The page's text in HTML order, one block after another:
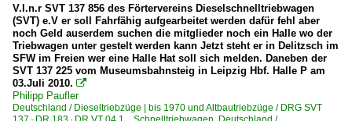
Jung ZL 105
LKM Ns3 · Ns3d · Ns3f · Ns3h
Schienenkuli
UNIO LDI-45 N
Dieseltriebzüge | 95 80
V.l.n.r SVT 137 856 des Förtervereins Dieselschnelltriebwagen
(SVT) e.V er soll Fahrfähig aufgearbeitet werden dafür fehl aber
noch Geld auserdem suchen die mitglieder noch ein Halle wo der
Triebwagen unter gestelt werden kann Jetzt steht er in Delitzsch im
SFW im Freien wer eine Halle Hat soll sich melden. Daneben der
SVT 137 225 vom Museumsbahnsteig in Leipzig Hbf. Halle P am
03.Juli 2010. 
Philipp Paufler
Deutschland / Dieseltriebzüge | bis 1970 und Altbautriebzüge / DRG SVT